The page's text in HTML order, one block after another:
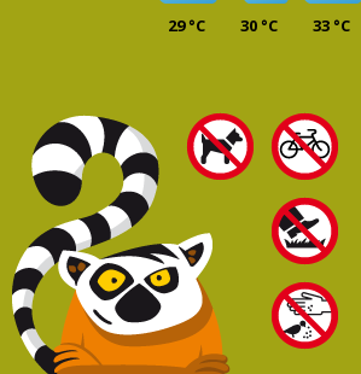
29 °C 30 °C 33 °C